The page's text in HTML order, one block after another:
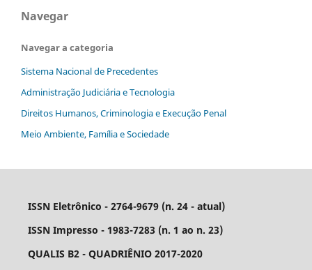
Navegar
Navegar a categoria
Sistema Nacional de Precedentes
Administração Judiciária e Tecnologia
Direitos Humanos, Criminologia e Execução Penal
Meio Ambiente, Família e Sociedade
ISSN Eletrônico - 2764-9679 (n. 24 - atual)
ISSN Impresso - 1983-7283 (n. 1 ao n. 23)
QUALIS B2 - QUADRIÊNIO 2017-2020